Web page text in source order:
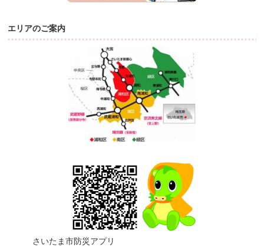
エリアのご案内
さいたま市防災アプリ